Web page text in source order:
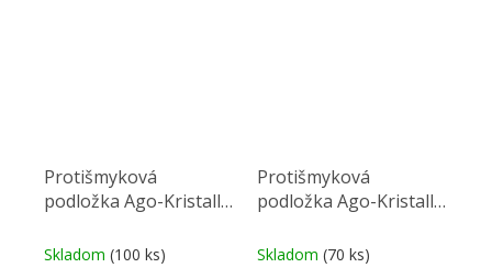
Protišmyková
podložka Ago-Kristall
čierna
Skladom (100 ks)
Protišmyková
podložka Ago-Kristall
čierná
Skladom (70 ks)